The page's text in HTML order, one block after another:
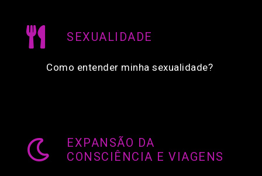
SEXUALIDADE
Como entender minha sexualidade?
EXPANSÃO DA
CONSCIÊNCIA E VIAGENS